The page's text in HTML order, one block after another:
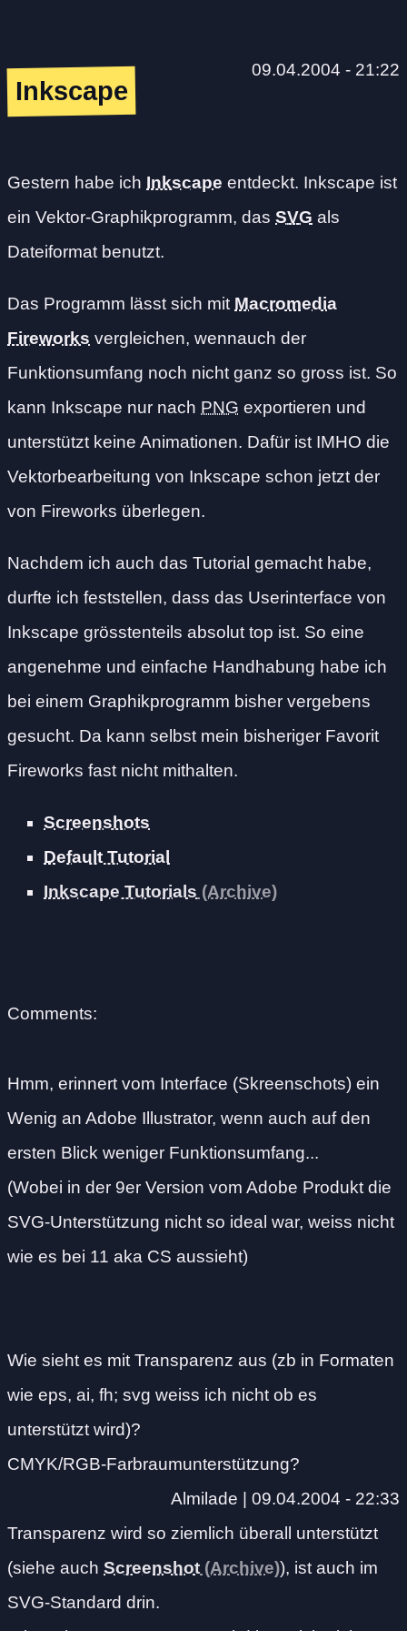
Inkscape
09.04.2004 - 21:22
Gestern habe ich Inkscape entdeckt. Inkscape ist
ein Vektor-Graphikprogramm, das SVG als
Dateiformat benutzt.
Das Programm lässt sich mit Macromedia
Fireworks vergleichen, wennauch der
Funktionsumfang noch nicht ganz so gross ist. So
kann Inkscape nur nach PNG exportieren und
unterstützt keine Animationen. Dafür ist IMHO die
Vektorbearbeitung von Inkscape schon jetzt der
von Fireworks überlegen.
Nachdem ich auch das Tutorial gemacht habe,
durfte ich feststellen, dass das Userinterface von
Inkscape grösstenteils absolut top ist. So eine
angenehme und einfache Handhabung habe ich
bei einem Graphikprogramm bisher vergebens
gesucht. Da kann selbst mein bisheriger Favorit
Fireworks fast nicht mithalten.
Screenshots
Default Tutorial
Inkscape Tutorials
Comments:
Hmm, erinnert vom Interface (Skreenschots) ein
Wenig an Adobe Illustrator, wenn auch auf den
ersten Blick weniger Funktionsumfang...
(Wobei in der 9er Version vom Adobe Produkt die
SVG-Unterstützung nicht so ideal war, weiss nicht
wie es bei 11 aka CS aussieht)
Wie sieht es mit Transparenz aus (zb in Formaten
wie eps, ai, fh; svg weiss ich nicht ob es
unterstützt wird)?
CMYK/RGB-Farbraumunterstützung?
Almilade | 09.04.2004 - 22:33
Transparenz wird so ziemlich überall unterstützt
(siehe auch Screenshot
), ist auch im
SVG-Standard drin.